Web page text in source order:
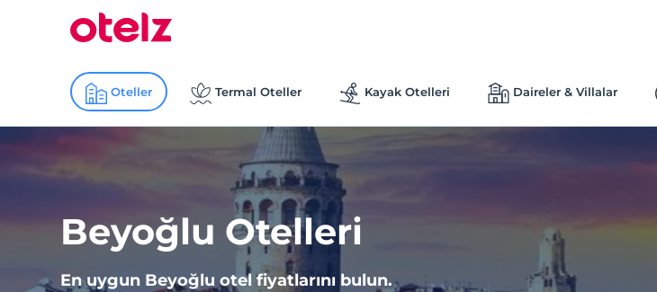
Oteller Termal Oteller Kayak Otelleri Daireler & Villalar
Beyoğlu Otelleri
En uygun Beyoğlu otel fiyatlarını bulun.